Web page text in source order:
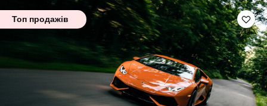
Топ продажів